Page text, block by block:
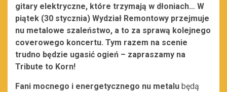
gitary elektryczne, które trzymają w dłoniach… W
piątek (30 stycznia) Wydział Remontowy przejmuje
nu metalowe szaleństwo, a to za sprawą kolejnego
coverowego koncertu. Tym razem na scenie
trudno będzie ugasić ogień – zapraszamy na
Tribute to Korn!
Fani mocnego i energetycznego nu metalu będą